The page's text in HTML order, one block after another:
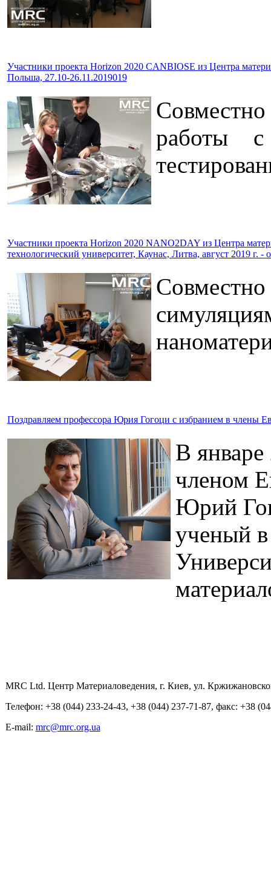
Участники проекта Horizon 2020 CANBIOSE из Центра
Польша, 27.10-26.11.2019019
работы с
Участники проекта Horizon 2020 NANO2DAY из Центра
технологический университет, Каунас, Литва, август 2019 г. -
Поздравляем профессора Юрия Гогоци с избранием в члены
В
членом
Юрий
ученый
MRC Ltd. Центр Материаловедения, г. Киев, ул.
Телефон: +38 (044) 233-24-43, +38 (044) 237-71-87, факс: +38
E-mail: mrc@mrc.org.ua